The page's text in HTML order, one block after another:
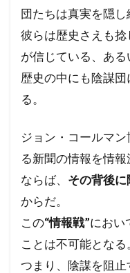
団たちは真実を隠し
彼らは歴史さえも
が信じている、あ
歴史の中にも陰謀
る。
ジョン・コールマ
る新聞の情報を情
ならば、 その背後
からだ。
この“情報戦”におい
ことは不可能となる
つまり、陰謀を阻
マインド・マネー
マインドコントロ
ボヘミアン・クラ
ホルコン特許
プリオン
プ
フリーメーソンリ
フリーメイソン